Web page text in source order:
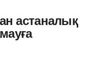
астаналық